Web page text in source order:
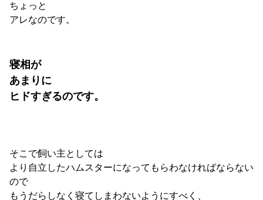
ちょっと
アレなのです。
寝相が
あまりに
ヒドすぎるのです。
そこで飼い主としては
より自立したハムスターになってもらわなければならない
ので
もうだらしなく寝てしまわないようにすべく、